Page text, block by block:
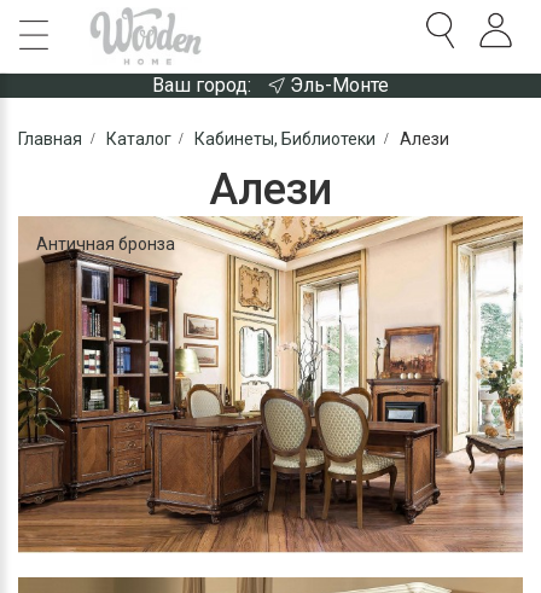
Ваш город: Эль-Монте
Главная Каталог Кабинеты, Библиотеки Алези
Алези
Античная бронза